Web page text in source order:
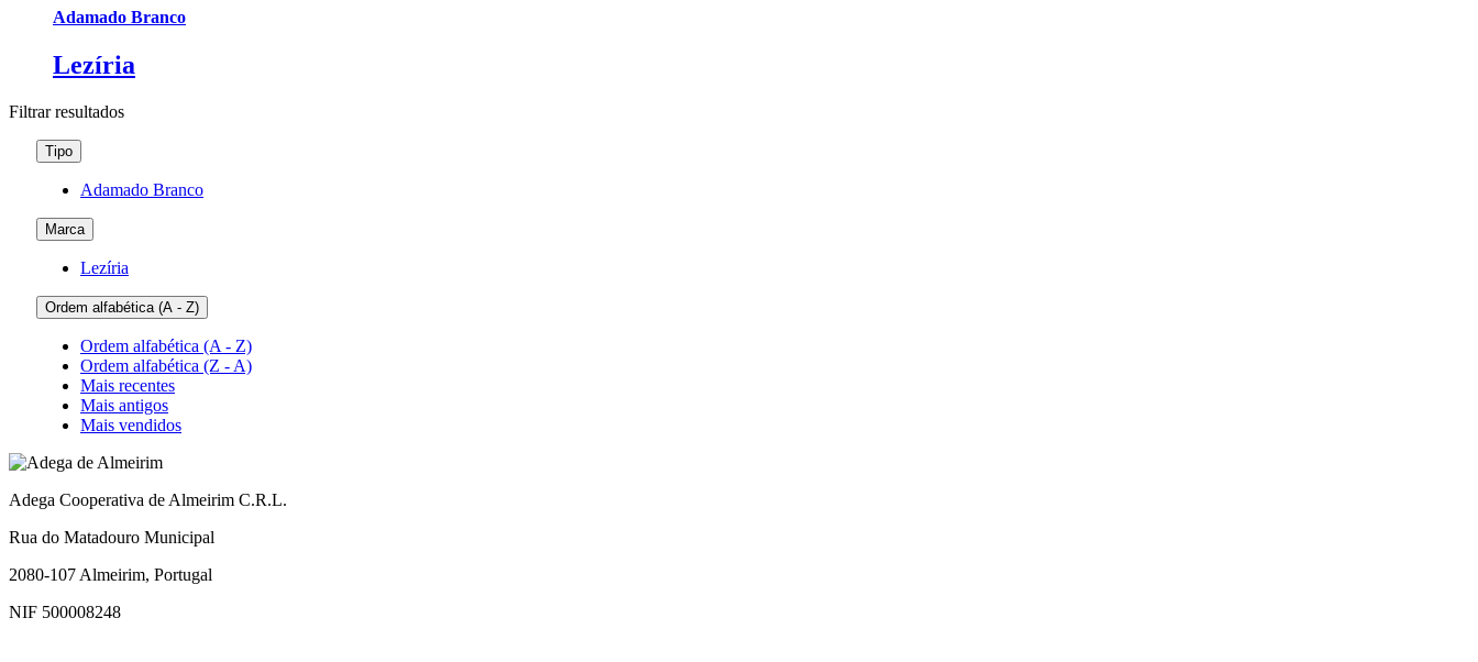
Adamado Branco
Lezíria
Filtrarresultados
Tipo
Adamado Branco
Marca
Lezíria
Ordem alfabética (A - Z)
Ordem alfabética (A - Z)
Ordem alfabética (Z - A)
Mais recentes
Mais antigos
Mais vendidos
Adega Cooperativa de Almeirim C.R.L.
Rua do Matadouro Municipal
2080-107 Almeirim, Portugal
NIF 500008248